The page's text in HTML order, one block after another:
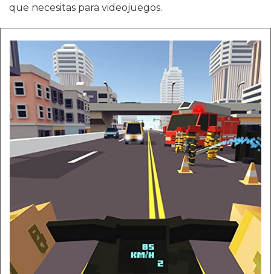
que necesitas para videojuegos.